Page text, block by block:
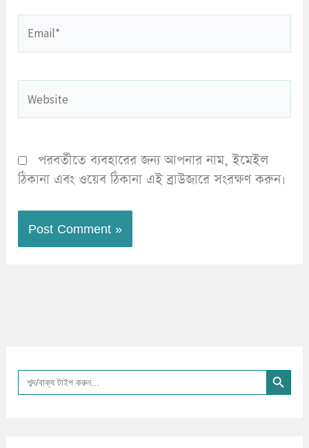
পরবর্তীতে ব্যবহারের জন্য আপনার নাম, ইমেইল
ঠিকানা এবং ওয়েব ঠিকানা এই ব্রাউজারে সংরক্ষণ করুন।
Search
for:
Search Button